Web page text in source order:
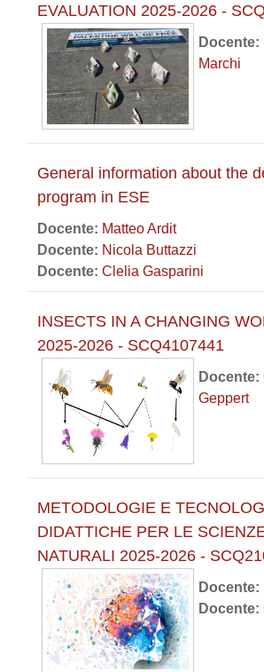
EVALUATION 2025-2026 -
Docente:
Marchi
General information about the
program in ESE
Docente: Matteo Ardit
Docente: Nicola Buttazzi
Docente: Clelia Gasparini
INSECTS IN A CHANGING
2025-2026 - SCQ4107441
Docente:
Geppert
METODOLOGIE E
DIDATTICHE PER LE
NATURALI 2025-2026 -
Docente:
Docente: